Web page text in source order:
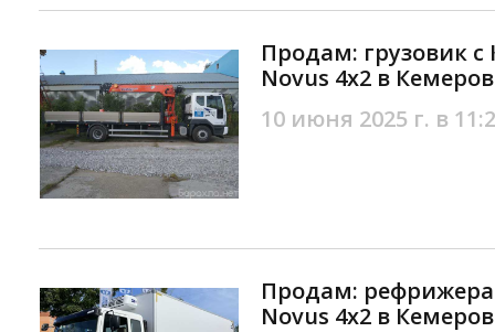
Продам: грузовик
Novus 4х2 в
10 июня 2025 г. в
Продам:
Novus 4х2 в